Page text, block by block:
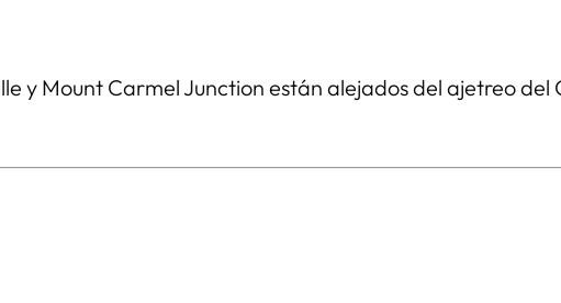
y Mount Carmel Junction están alejados del ajetreo